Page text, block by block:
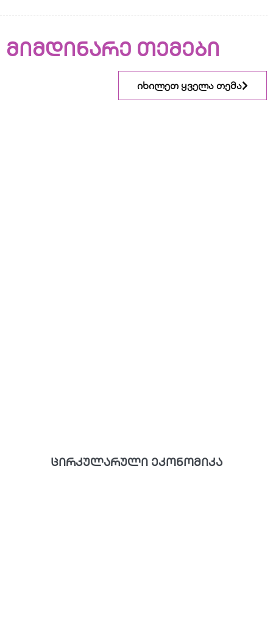
მიმდინარე თემები
იხილეთ ყველა თემა
ცირკულარული ეკონომიკა